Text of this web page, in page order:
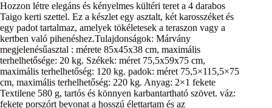
Hozzon létre elegáns és kényelmes kültéri teret a 4 darabos
Taigo kerti szettel. Ez a készlet egy asztalt, két karosszéket és
egy padot tartalmaz, amelyek tökéletesek a teraszon vagy a
kertben való pihenéshez.Tulajdonságok: Márvány
megjelenésűasztal : mérete 85x45x38 cm, maximális
terhelhetősége: 20 kg. Székek: méret 75,5x59x75 cm,
maximális terhelhetőség: 120 kg. padok: méret 75,5×115,5×75
cm, maximális terhelhetőség: 220 kg. Anyag: 2×1 fekete
Textilene 580 g, tartós és könnyen karbantartható szövet. váz:
fekete porszórt bevonat a hosszú élettartam és az